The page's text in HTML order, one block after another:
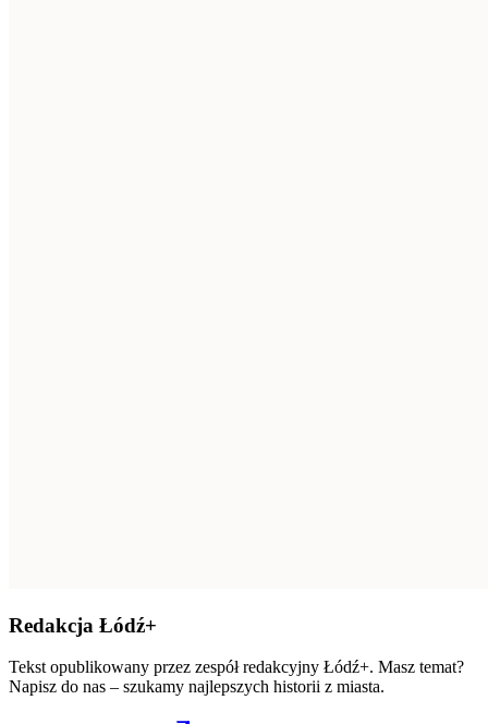
Redakcja Łódź+
Tekst opublikowany przez zespół redakcyjny Łódź+. Masz temat?
Napisz do nas – szukamy najlepszych historii z miasta.